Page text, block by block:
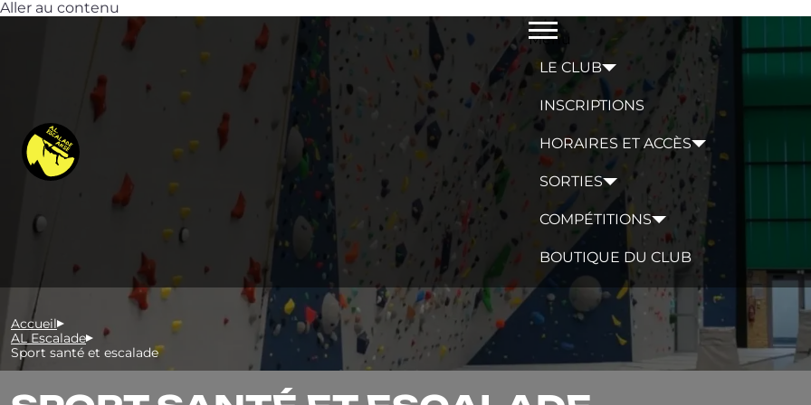
Aller au contenu
Menu
LE CLUB
INSCRIPTIONS
HORAIRES ET ACCÈS
SORTIES
COMPÉTITIONS
BOUTIQUE DU CLUB
Accueil
AL Escalade
Sport santé et escalade